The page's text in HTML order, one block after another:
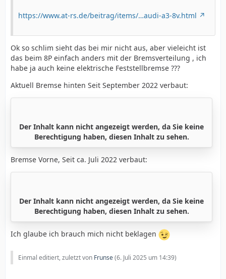
https://www.at-rs.de/beitrag/items/…audi-a3-8v.html
Ok so schlim sieht das bei mir nicht aus, aber vieleicht ist
das beim 8P einfach anders mit der Bremsverteilung , ich
habe ja auch keine elektrische Feststellbremse ???
Aktuell Bremse hinten Seit September 2022 verbaut:
Der Inhalt kann nicht angezeigt werden, da Sie keine
Berechtigung haben, diesen Inhalt zu sehen.
Bremse Vorne, Seit ca. Juli 2022 verbaut:
Der Inhalt kann nicht angezeigt werden, da Sie keine
Berechtigung haben, diesen Inhalt zu sehen.
Ich glaube ich brauch mich nicht beklagen
Einmal editiert, zuletzt von Frunse(6. Juli 2025 um 14:39)